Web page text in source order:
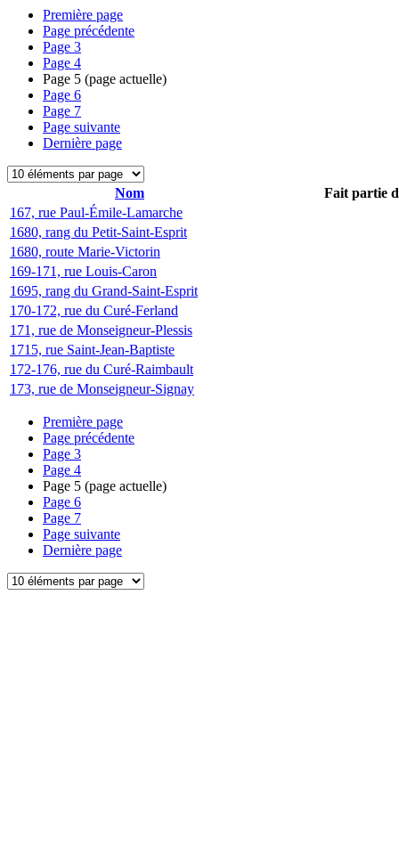
Première page
Page précédente
Page 3
Page 4
Page 5 (page actuelle)
Page 6
Page 7
Page suivante
Dernière page
Nom
Fait partie
167, rue Paul-Émile-Lamarche
1680, rang du Petit-Saint-Esprit
1680, route Marie-Victorin
169-171, rue Louis-Caron
1695, rang du Grand-Saint-Esprit
170-172, rue du Curé-Ferland
171, rue de Monseigneur-Plessis
1715, rue Saint-Jean-Baptiste
172-176, rue du Curé-Raimbault
173, rue de Monseigneur-Signay
Première page
Page précédente
Page 3
Page 4
Page 5 (page actuelle)
Page 6
Page 7
Page suivante
Dernière page